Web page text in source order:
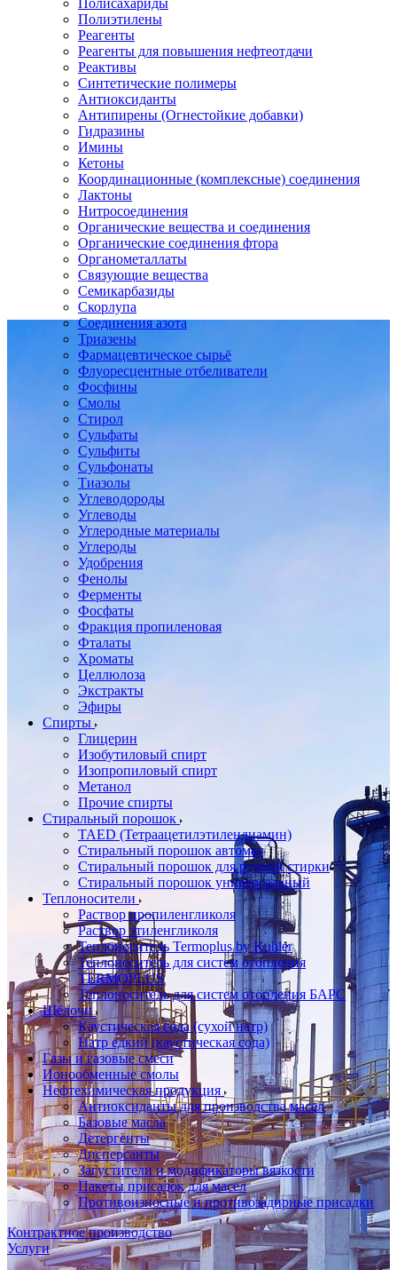
Полисахариды
Полиэтилены
Реагенты
Реагенты для повышения нефтеотдачи
Реактивы
Синтетические полимеры
Антиоксиданты
Антипирены (Огнестойкие добавки)
Гидразины
Имины
Кетоны
Координационные (комплексные) соединения
Лактоны
Нитросоединения
Органические вещества и соединения
Органические соединения фтора
Органометаллаты
Связующие вещества
Семикарбазиды
Скорлупа
Соединения азота
Триазены
Фармацевтическое сырьё
Флуоресцентные отбеливатели
Фосфины
Смолы
Стирол
Сульфаты
Сульфиты
Сульфонаты
Тиазолы
Углеводороды
Углеводы
Углеродные материалы
Углероды
Удобрения
Фенолы
Ферменты
Фосфаты
Фракция пропиленовая
Фталаты
Хроматы
Целлюлоза
Экстракты
Эфиры
Спирты
Глицерин
Изобутиловый спирт
Изопропиловый спирт
Метанол
Прочие спирты
Стиральный порошок
TAED (Тетраацетилэтилендиамин)
Стиральный порошок автомат
Стиральный порошок для ручной стирки
Стиральный порошок универсальный
Теплоносители
Раствор пропиленгликоля
Раствор этиленгликоля
Теплоноситель Termoplus by Kuhler
Теплоноситель для систем отопления
TERMOPLUS
Теплоноситель для систем отопления БАРС
Щёлочи
Каустическая сода (сухой натр)
Натр едкий (каустическая сода)
Газы и газовые смеси
Ионообменные смолы
Нефтехимическая продукция
Антиоксиданты для производства масел
Базовые масла
Детергенты
Дисперсанты
Загустители и модификаторы вязкости
Пакеты присадок для масел
Противоизносные и противозадирные присадки
Контрактное производство
Услуги